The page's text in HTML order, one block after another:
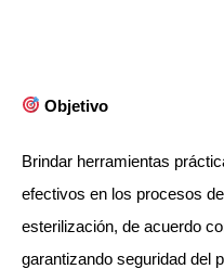
Objetivo
Brindar herramientas
efectivos en los procesos
esterilización, de acuerdo
garantizando seguridad del